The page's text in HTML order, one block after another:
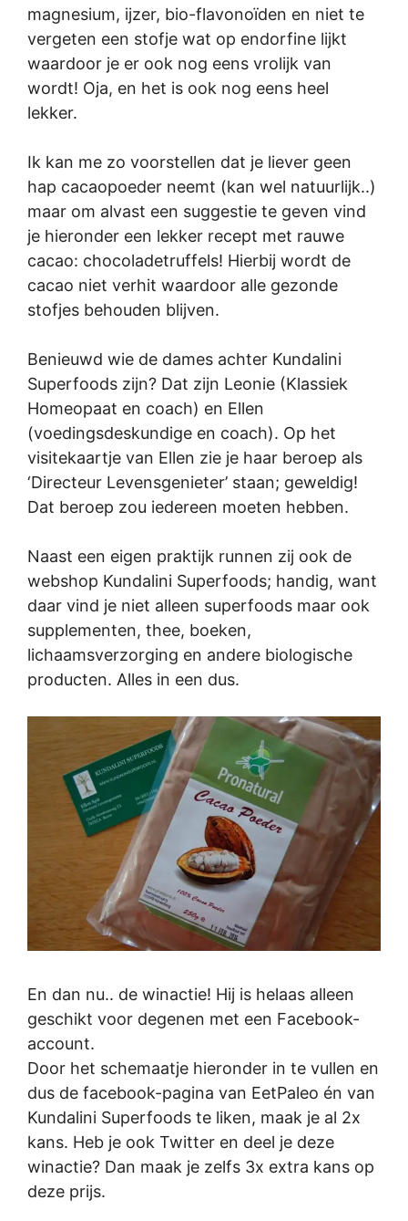
magnesium, ijzer, bio-flavonoïden en niet te
vergeten een stofje wat op endorfine lijkt
waardoor je er ook nog eens vrolijk van
wordt! Oja, en het is ook nog eens heel
lekker.
Ik kan me zo voorstellen dat je liever geen
hap cacaopoeder neemt (kan wel natuurlijk..)
maar om alvast een suggestie te geven vind
je hieronder een lekker recept met rauwe
cacao: chocoladetruffels! Hierbij wordt de
cacao niet verhit waardoor alle gezonde
stofjes behouden blijven.
Benieuwd wie de dames achter Kundalini
Superfoods zijn? Dat zijn Leonie (Klassiek
Homeopaat en coach) en Ellen
(voedingsdeskundige en coach). Op het
visitekaartje van Ellen zie je haar beroep als
‘Directeur Levensgenieter’ staan; geweldig!
Dat beroep zou iedereen moeten hebben.
Naast een eigen praktijk runnen zij ook de
webshop Kundalini Superfoods; handig, want
daar vind je niet alleen superfoods maar ook
supplementen, thee, boeken,
lichaamsverzorging en andere biologische
producten. Alles in een dus.
En dan nu.. de winactie! Hij is helaas alleen
geschikt voor degenen met een Facebook-
account.
Door het schemaatje hieronder in te vullen en
dus de facebook-pagina van EetPaleo én van
Kundalini Superfoods te liken, maak je al 2x
kans. Heb je ook Twitter en deel je deze
winactie? Dan maak je zelfs 3x extra kans op
deze prijs.